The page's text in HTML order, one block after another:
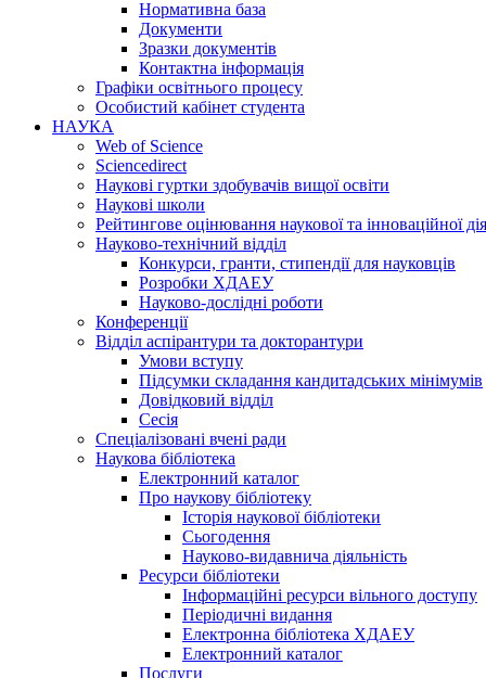
Нормативна база
Документи
Зразки документів
Контактна інформація
Графіки освітнього процесу
Особистий кабінет студента
НАУКА
Web of Science
Sciencedirect
Наукові гуртки здобувачів вищої освіти
Наукові школи
Рейтингове оцінювання наукової та інноваційної
Науково-технічний відділ
Конкурси, гранти, стипендії для науковців
Розробки ХДАЕУ
Науково-дослідні роботи
Конференції
Відділ аспірантури та докторантури
Умови вступу
Підсумки складання кандитадських мінімумів
Довідковий відділ
Сесія
Спеціалізовані вчені ради
Наукова бібліотека
Електронний каталог
Про наукову бібліотеку
Історія наукової бібліотеки
Сьогодення
Науково-видавнича діяльність
Ресурси бібліотеки
Інформаційні ресурси вільного доступу
Періодичні видання
Електронна бібліотека ХДАЕУ
Електронний каталог
Послуги